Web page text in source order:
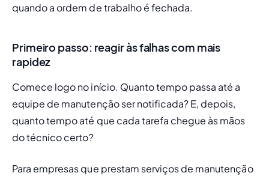
quando a ordem de trabalho é fechada.
Primeiro passo: reagir às falhas com mais
rapidez
Comece logo no início. Quanto tempo passa até a
equipe de manutenção ser notificada? E, depois,
quanto tempo até que cada tarefa chegue às mãos
do técnico certo?
Para empresas que prestam serviços de manutenção